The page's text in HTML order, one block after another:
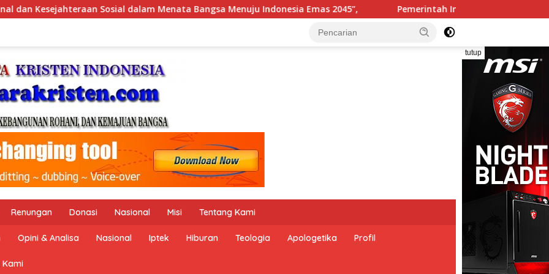
Bangsa Menuju Indonesia Emas 2045”, Pemerintah Indonesia dan Perserikatan Bangsa-Bangsa Peringati
tutup
Renungan Donasi Nasional Misi Tentang Kami
Opini & Analisa Nasional Iptek Hiburan Teologia Apologetika Profil
Kami